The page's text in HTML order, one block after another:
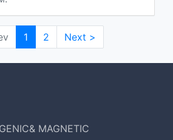
1 2 Next >
MAGNETIC